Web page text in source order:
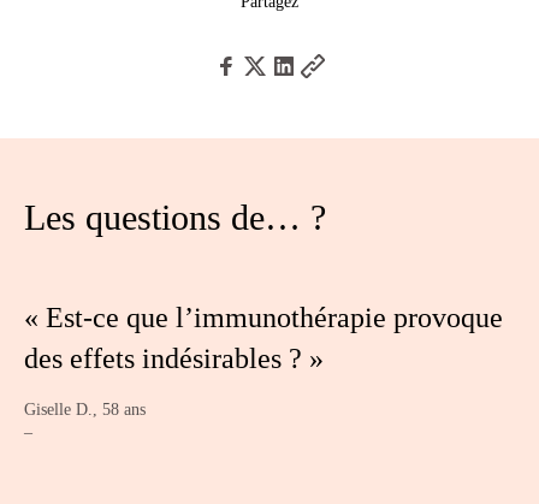
Les questions de… ?
« Est-ce que l’immunothérapie provoque
des effets indésirables ? »
Giselle D., 58 ans
–